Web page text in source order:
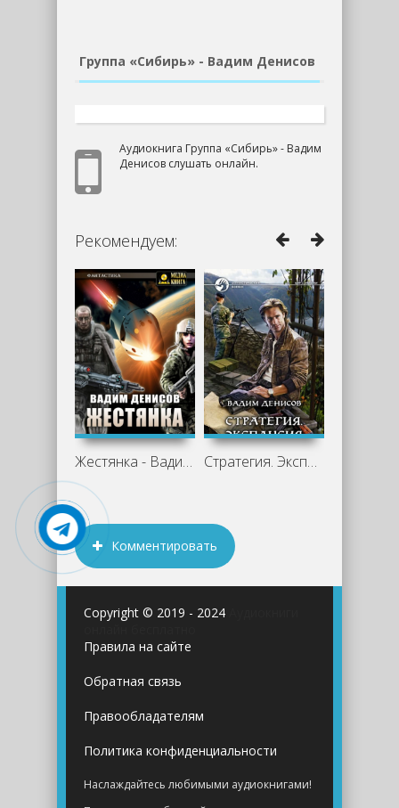
Группа «Сибирь» - Вадим Денисов
Аудиокнига Группа «Сибирь» - Вадим
Денисов слушать онлайн.
Рекомендуем:
Жестянка - Вадим Денисов Стратегия. Экспансия - Вадим Денисов
Комментировать
Copyright © 2019 - 2024
Правила на сайте
Обратная связь
Правообладателям
Политика конфиденциальности
Наслаждайтесь любимыми аудиокнигами!